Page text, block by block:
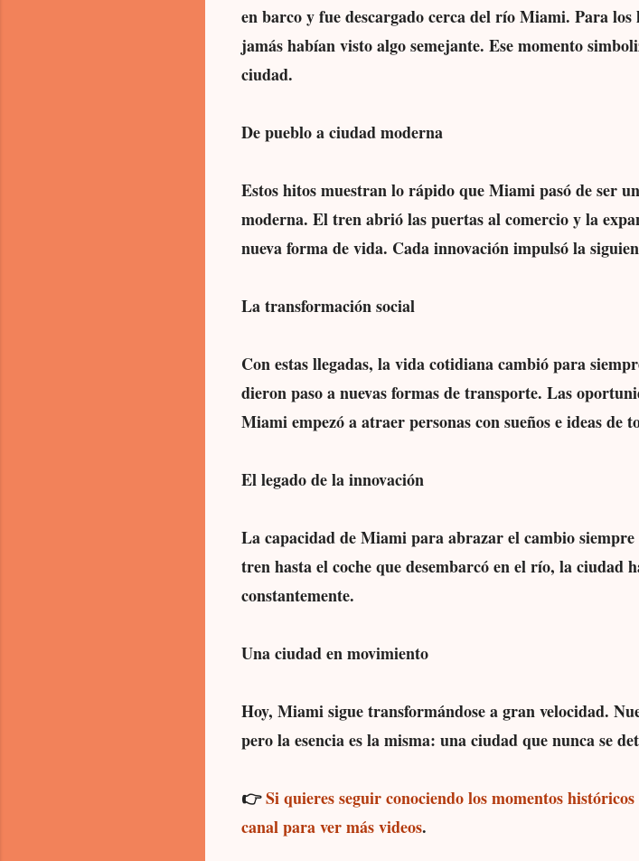
en barco y fue descargado cerca del río Miami. Para
jamás habían visto algo semejante. Ese momento
ciudad.
De pueblo a ciudad moderna
Estos hitos muestran lo rápido que Miami pasó de ser
moderna. El tren abrió las puertas al comercio y la
nueva forma de vida. Cada innovación impulsó la
La transformación social
Con estas llegadas, la vida cotidiana cambió para
dieron paso a nuevas formas de transporte. Las
Miami empezó a atraer personas con sueños e ideas de
El legado de la innovación
La capacidad de Miami para abrazar el cambio
tren hasta el coche que desembarcó en el río, la ciudad
constantemente.
Una ciudad en movimiento
Hoy, Miami sigue transformándose a gran velocidad.
pero la esencia es la misma: una ciudad que nunca se
👉Si quieres seguir conociendo los momentos
canal para ver más videos.